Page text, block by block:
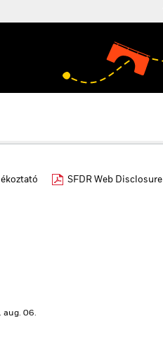
SFDR Web Disclosure
aug. 06.